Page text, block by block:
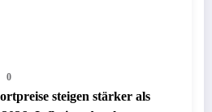
0
steigen stärker als